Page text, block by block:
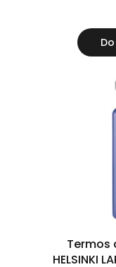
Termos
HELSINKI